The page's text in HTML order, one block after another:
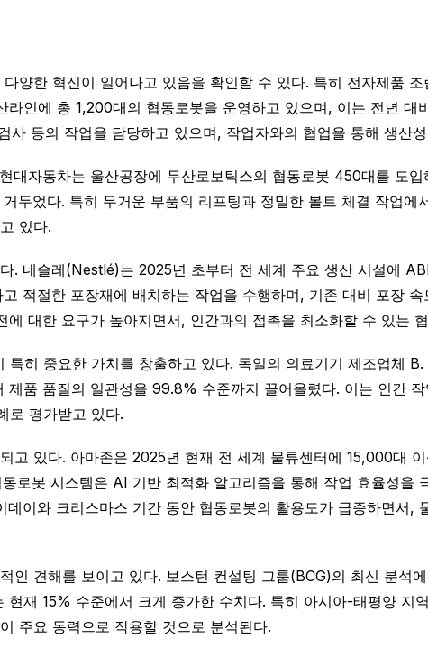
양한 혁신이 일어나고 있음을 확인할 수 있다. 특히 전자제품
인에 총 1,200대의 협동로봇을 운영하고 있으며, 이는 전년
등의 작업을 담당하고 있으며, 작업자와의 협업을 통해 생산
대자동차는 울산공장에 두산로보틱스의 협동로봇 450대를 도
두었다. 특히 무거운 부품의 리프팅과 정밀한 볼트 체결 작업
있다.
. 네슬레(Nestlé)는 2025년 초부터 전 세계 주요 생산 시설에
적절한 포장재에 배치하는 작업을 수행하며, 기존 대비 포장
대한 요구가 높아지면서, 인간과의 접촉을 최소화할 수 있는
특히 중요한 가치를 창출하고 있다. 독일의 의료기기 제조업체
품 품질의 일관성을 99.8% 수준까지 끌어올렸다. 이는 인간
로 평가받고 있다.
고 있다. 아마존은 2025년 현재 전 세계 물류센터에 15,000대
로봇 시스템은 AI 기반 최적화 알고리즘을 통해 작업 효율성을
이와 크리스마스 기간 동안 협동로봇의 활용도가 급증하면서,
인 견해를 보이고 있다. 보스턴 컨설팅 그룹(BCG)의 최신 분석
재 15% 수준에서 크게 증가한 수치다. 특히 아시아-태평양 지
주요 동력으로 작용할 것으로 분석된다.